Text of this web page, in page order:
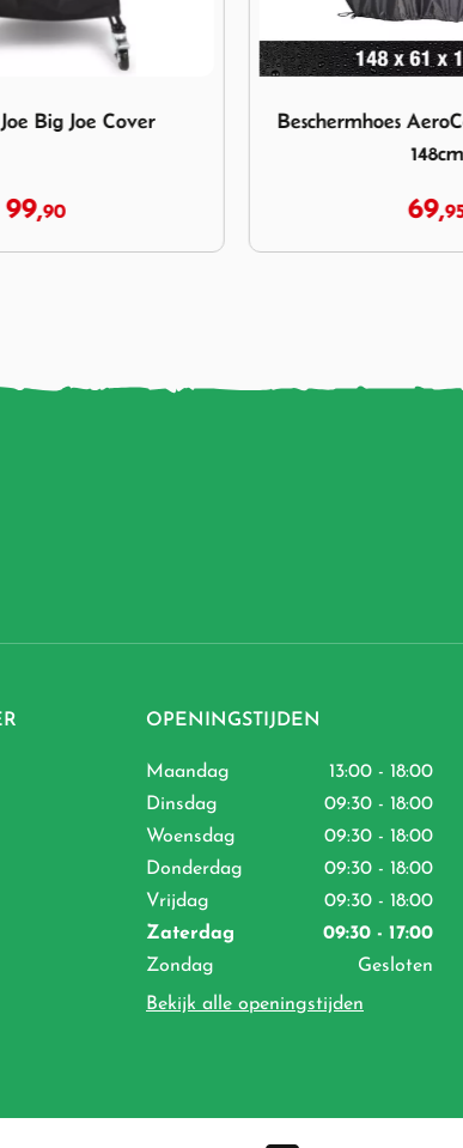
Beschermhoes AeroCover
OPENINGSTIJDEN
Maandag
13:00 - 18:00
Dinsdag
09:30 - 18:00
Woensdag
09:30 - 18:00
Donderdag
09:30 - 18:00
Vrijdag
09:30 - 18:00
Zaterdag
09:30 - 17:00
Zondag
Gesloten
Bekijk alle openingstijden